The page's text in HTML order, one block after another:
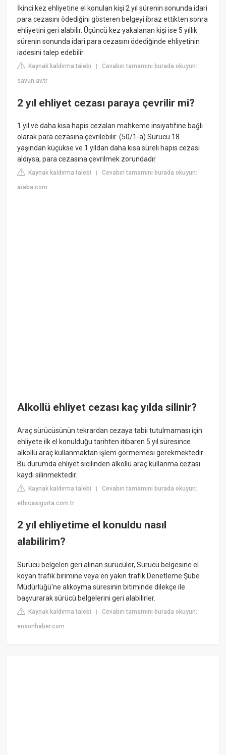
İkinci kez ehliyetine el konulan kişi 2 yıl sürenin sonunda idari
para cezasını ödediğini gösteren belgeyi ibraz ettikten sonra
ehliyetini geri alabilir. Üçüncü kez yakalanan kişi ise 5 yıllık
sürenin sonunda idari para cezasını ödediğinde ehliyetinin
iadesini talep edebilir.
Kaynak kaldırma talebi |Cevabın tamamını burada okuyun:
savun.av.tr
2 yıl ehliyet cezası paraya çevrilir mi?
1 yıl ve daha kısa hapis cezaları mahkeme insiyatifine bağlı
olarak para cezasına çevrilebilir. (50/1-a) Sürücü 18
yaşından küçükse ve 1 yıldan daha kısa süreli hapis cezası
aldıysa, para cezasına çevrilmek zorundadır.
Kaynak kaldırma talebi |Cevabın tamamını burada okuyun:
araba.com
Alkollü ehliyet cezası kaç yılda silinir?
Araç sürücüsünün tekrardan cezaya tabii tutulmaması için
ehliyete ilk el konulduğu tarihten itibaren 5 yıl süresince
alkollü araç kullanmaktan işlem görmemesi gerekmektedir.
Bu durumda ehliyet sicilinden alkollü araç kullanma cezası
kaydı silinmektedir.
Kaynak kaldırma talebi |Cevabın tamamını burada okuyun:
ethicasigorta.com.tr
2 yıl ehliyetime el konuldu nasıl
alabilirim?
Sürücü belgeleri geri alınan sürücüler, Sürücü belgesine el
koyan trafik birimine veya en yakın trafik Denetleme Şube
Müdürlüğü'ne alıkoyma süresinin bitiminde dilekçe ile
başvurarak sürücü belgelerini geri alabilirler.
Kaynak kaldırma talebi |Cevabın tamamını burada okuyun:
ensonhaber.com